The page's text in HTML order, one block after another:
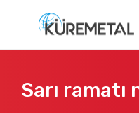
Sarı ramatı